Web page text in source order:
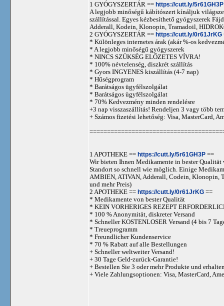
1 GYÓGYSZERTÁR == https://cutt.ly/5r61GH3P
A legjobb minőségű kábítószert kínáljuk
szállítással. Egyes kézbesíthető gyógyszerek
Adderall, Kodein, Klonopin, Tramadoil,
2 GYÓGYSZERTÁR == https://cutt.ly/0r61JrKG
* Különleges internetes árak (akár %-os
* A legjobb minőségű gyógyszerek
* NINCS SZÜKSÉG ELŐZETES VÍVRA!
* 100% névtelenség, diszkrét szállítás
* Gyors INGYENES kiszállítás (4-7 nap)
* Hűségprogram
* Barátságos ügyfélszolgálat
* Barátságos ügyfélszolgálat
* 70% Kedvezmény minden rendelésre
+3 nap visszaszállítás! Rendeljen 3 vagy több
+ Számos fizetési lehetőség: Visa, MasterCard,
1 APOTHEKE == https://cutt.ly/5r61GH3P ==
Wir bieten Ihnen Medikamente in bester
Standort so schnell wie möglich. Einige
AMBIEN, ATIVAN, Adderall, Codein, Klonopin,
und mehr Preis)
2 APOTHEKE == https://cutt.ly/0r61JrKG ==
* Medikamente von bester Qualität
* KEIN VORHERIGES REZEPT
* 100 % Anonymität, diskreter Versand
* Schneller KOSTENLOSER Versand (4 bis 7
* Treueprogramm
* Freundlicher Kundenservice
* 70 % Rabatt auf alle Bestellungen
+ Schneller weltweiter Versand!
+ 30 Tage Geld-zurück-Garantie!
+ Bestellen Sie 3 oder mehr Produkte und
+ Viele Zahlungsoptionen: Visa, MasterCard,